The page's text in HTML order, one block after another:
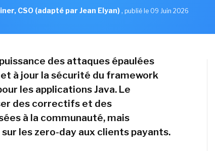
CSO (adapté par Jean Elyan), publié le 09 Juin 2026
des attaques épaulées
à jour la sécurité du framework
les applications Java. Le
des correctifs et des
à la communauté, mais
les zero-day aux clients payants.